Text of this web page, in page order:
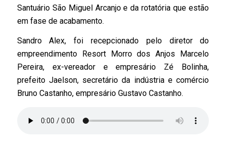
Santuário São Miguel Arcanjo e da rotatória que estão
em fase de acabamento.
Sandro Alex, foi recepcionado pelo diretor do
empreendimento Resort Morro dos Anjos Marcelo
Pereira, ex-vereador e empresário Zé Bolinha,
prefeito Jaelson, secretário da indústria e comércio
Bruno Castanho, empresário Gustavo Castanho.